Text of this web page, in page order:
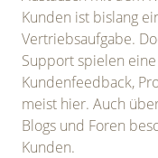
Kunden ist bislang
Vertriebsaufgabe.
Support spielen
Kundenfeedback,
meist hier. Auch
Blogs und Foren
Kunden.